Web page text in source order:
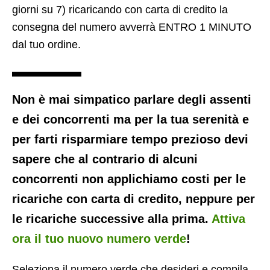
giorni su 7) ricaricando con carta di credito la
consegna del numero avverrà ENTRO 1 MINUTO
dal tuo ordine.
Non è mai simpatico parlare degli assenti
e dei concorrenti ma per la tua serenità e
per farti risparmiare tempo prezioso devi
sapere che al contrario di alcuni
concorrenti non applichiamo costi per le
ricariche con carta di credito, neppure per
le ricariche successive alla prima. Attiva
ora il tuo nuovo numero verde!